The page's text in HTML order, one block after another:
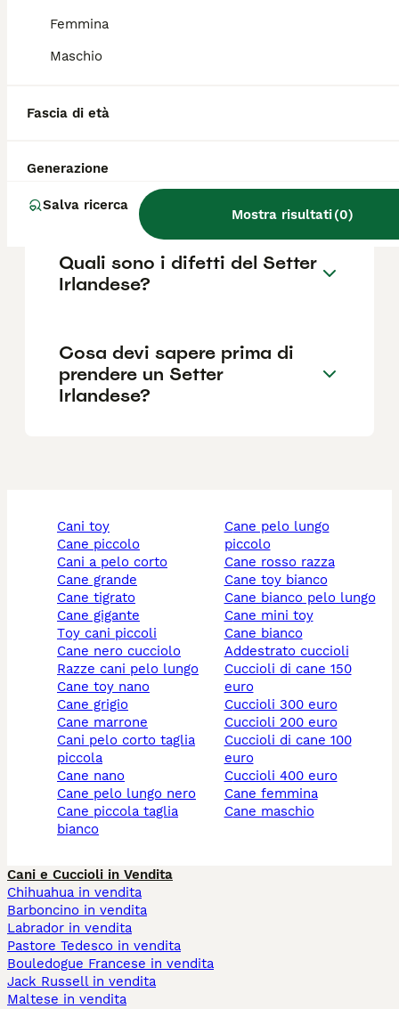
Femmina
Maschio
Fascia di età
Generazione
Salva ricerca
Mostra risultati(0)
reputazione dell'allevatore e la posizione.
Setter Irlandese?
Qual è il carattere del Setter
Irlandese?
Quali sono i difetti del Setter
Irlandese?
Cosa devi sapere prima di
prendere un Setter
Irlandese?
cani toy
cane piccolo
cani a pelo corto
cane grande
cane tigrato
cane gigante
toy cani piccoli
cane nero cucciolo
razze cani pelo lungo
cane toy nano
cane grigio
cane marrone
cani pelo corto taglia
piccola
cane nano
cane pelo lungo nero
cane piccola taglia
bianco
cane pelo lungo
piccolo
cane rosso razza
cane toy bianco
cane bianco pelo lungo
cane mini toy
cane bianco
addestrato cuccioli
cuccioli di cane 150
euro
cuccioli 300 euro
cuccioli 200 euro
cuccioli di cane 100
euro
cuccioli 400 euro
cane femmina
cane maschio
Cani e Cuccioli in Vendita
Chihuahua in vendita
Barboncino in vendita
Labrador in vendita
Pastore Tedesco in vendita
Bouledogue Francese in vendita
Jack Russell in vendita
Maltese in vendita